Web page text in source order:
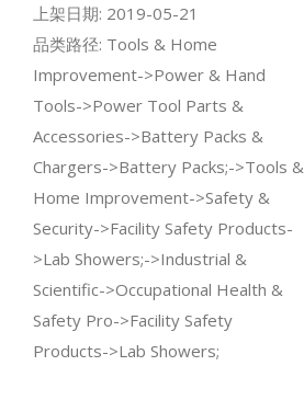
上架日期: 2019-05-21
品类路径: Tools & Home
Improvement->Power & Hand
Tools->Power Tool Parts &
Accessories->Battery Packs &
Chargers->Battery Packs;->Tools &
Home Improvement->Safety &
Security->Facility Safety Products-
>Lab Showers;->Industrial &
Scientific->Occupational Health &
Safety Pro->Facility Safety
Products->Lab Showers;